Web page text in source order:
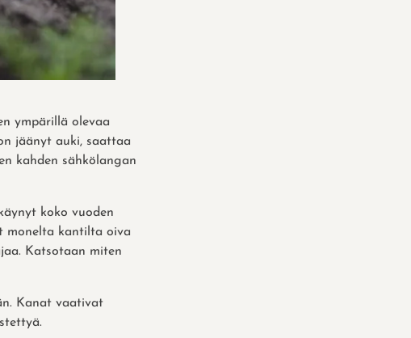
ympärillä olevaa
jäänyt auki, saattaa
kahden sähkölangan
koko vuoden
monelta kantilta oiva
Katsotaan miten
Kanat vaativat